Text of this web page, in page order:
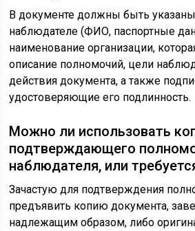
В документе должны быть
наблюдателе (ФИО, паспортные
наименование организации,
описание полномочий, цели
действия документа, а также
удостоверяющие его подлинность.
Можно ли использовать
подтверждающего
наблюдателя, или
Зачастую для подтверждения
предъявить копию документа,
надлежащим образом, либо